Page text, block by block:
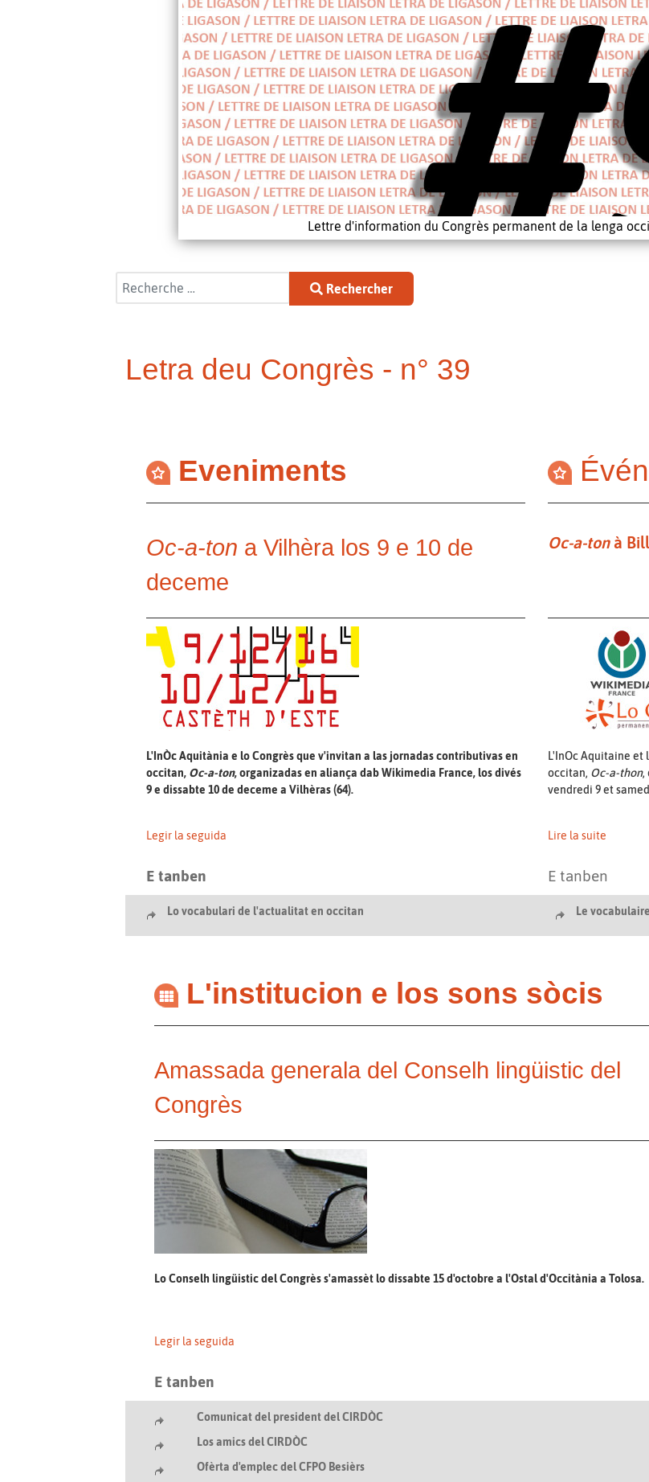
Lettre d'information du Congrès permanent de la lenga
Rechercher
Rechercher
Letra deu Congrès - n° 39
Eveniments
Oc-a-ton a Vilhèra los 9 e 10 de
deceme
Oc-a-tonà
L'InÒc Aquitània e lo Congrès que v'invitan a las jornadas contributivas en
occitan, Oc-a-ton, organizadas en aliança dab Wikimedia France, los divés
9 e dissabte 10 de deceme a Vilhèras (64).
L'InOc Aquitaine et
occitan, Oc-a-thon,
vendredi 9 et
Legir la seguida Lire la suite
E tanben E tanben
Lo vocabulari de l'actualitat en occitan Le
L'institucion e los sons sòcis
Amassada generala del Conselh lingüistic del
Congrès
Lo Conselh lingüistic del Congrès s'amassèt lo dissabte 15 d'octobre a l'Ostal d'Occitània a Tolosa.
Legir la seguida
E tanben
Comunicat del president del CIRDÒC
Los amics del CIRDÒC
Ofèrta d'emplec del CFPO Besièrs